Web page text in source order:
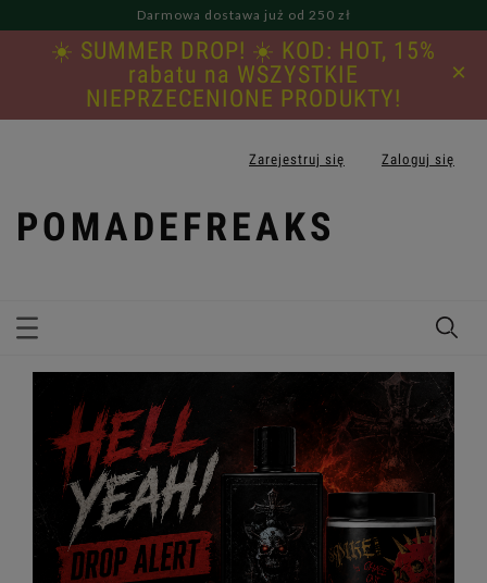
Darmowa dostawa już od 250 zł
☀️ SUMMER DROP! ☀️ KOD: HOT, 15%
rabatu na WSZYSTKIE
NIEPRZECENIONE PRODUKTY!
×
Zarejestruj się Zaloguj się
POMADEFREAKS